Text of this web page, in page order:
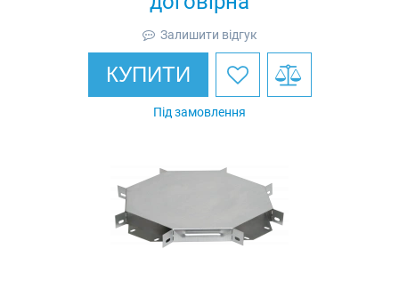
Залишити відгук
КУПИТИ
Під замовлення